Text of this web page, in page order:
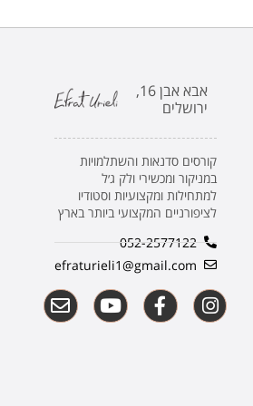
אבא אבן 16,
ירושלים
קורסים סדנאות והשתלמויות
במניקור ומכשירי ולק ג׳ל
למתחילות ומקצועיות וסטודיו
לציפורניים המקצועי ביותר בארץ
052-2577122
efraturieli1@gmail.com